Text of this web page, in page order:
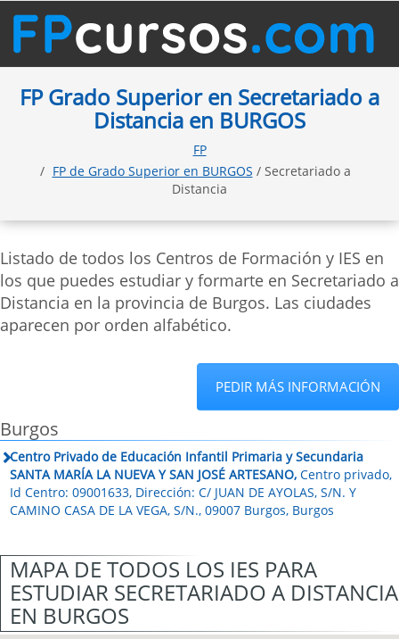
FP Grado Superior en Secretariado a
Distancia en BURGOS
FP
FP de Grado Superior en BURGOS / Secretariado a
Distancia
Listado de todos los Centros de Formación y IES en
los que puedes estudiar y formarte en Secretariado a
Distancia en la provincia de Burgos. Las ciudades
aparecen por orden alfabético.
PEDIR MÁS INFORMACIÓN
Burgos
Centro Privado de Educación Infantil Primaria y Secundaria
SANTA MARÍA LA NUEVA Y SAN JOSÉ ARTESANO, Centro privado,
Id Centro: 09001633, Dirección: C/ JUAN DE AYOLAS, S/N. Y
CAMINO CASA DE LA VEGA, S/N., 09007 Burgos, Burgos
MAPA DE TODOS LOS IES PARA
ESTUDIAR SECRETARIADO A DISTANCIA
EN BURGOS